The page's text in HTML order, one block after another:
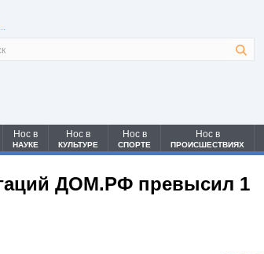
Нос в
НАУКЕ
Нос в
КУЛЬТУРЕ
Нос в
СПОРТЕ
Нос в
ПРОИСШЕСТВИЯХ
ДОМ.РФ превысил 1